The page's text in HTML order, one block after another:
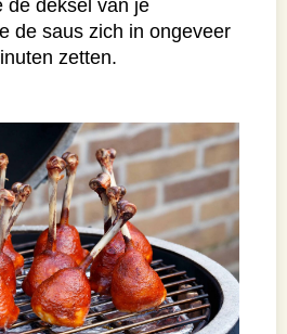
de deksel van je
de saus zich in ongeveer
zetten.